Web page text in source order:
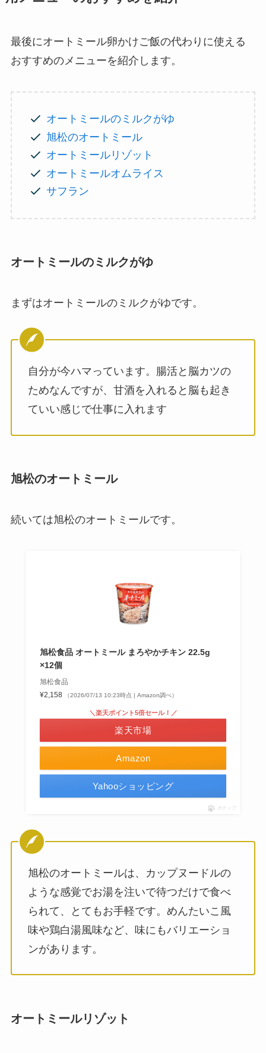
最後にオートミール卵かけご飯の代わりに使える
おすすめのメニューを紹介します。
オートミールのミルクがゆ
旭松のオートミール
オートミールリゾット
オートミールオムライス
サフラン
オートミールのミルクがゆ
まずはオートミールのミルクがゆです。
自分が今ハマっています。腸活と脳カツの
ためなんですが、甘酒を入れると脳も起き
ていい感じで仕事に入れます
旭松のオートミール
続いては旭松のオートミールです。
旭松食品 オートミール まろやかチキン 22.5g
×12個
旭松食品
¥2,158
（2026/07/13 10:23時点 | Amazon調べ）
Amazon
＼楽天ポイント5倍セール！／
楽天市場
Yahooショッピング
ポチップ
旭松のオートミールは、カップヌードルの
ような感覚でお湯を注いで待つだけで食べ
られて、とてもお手軽です。めんたいこ風
味や鶏白湯風味など、味にもバリエーショ
ンがあります。
オートミールリゾット